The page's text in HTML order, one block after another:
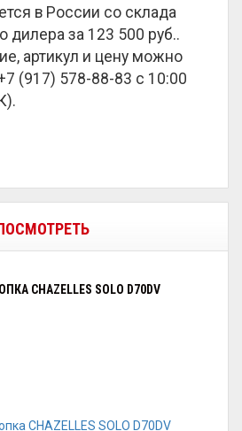
в России со склада
дилера за 123 500 руб..
артикул и цену можно
(917) 578-88-83 с 10:00
CHAZELLES SOLO D70DV